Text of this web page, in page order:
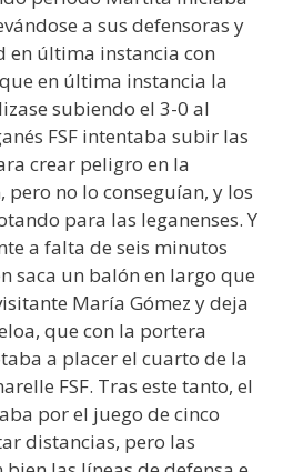
a sus defensoras y
en última instancia con
en última instancia la
subiendo el 3-0 al
FSF intentaba subir las
crear peligro en la
pero no lo conseguían, y los
para las leganenses. Y
a falta de seis minutos
saca un balón en largo que
María Gómez y deja
que con la portera
a placer el cuarto de la
FSF. Tras este tanto, el
por el juego de cinco
distancias, pero las